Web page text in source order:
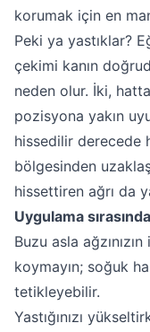
korumak için en
Peki ya yastıklar?
çekimi kanın
neden olur. İki,
pozisyona yakın
hissedilir derecede
bölgesinden
hissettiren ağrı da
Uygulama
Buzu asla
koymayın; soğuk
tetikleyebilir.
Yastığınızı